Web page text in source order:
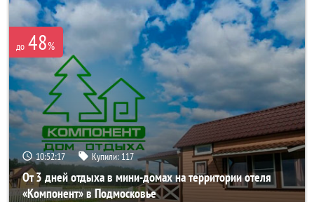
до 48%
10:52:16 Купили: 117
От 3 дней отдыха в мини-домах на территории отеля
«Компонент» в Подмосковье